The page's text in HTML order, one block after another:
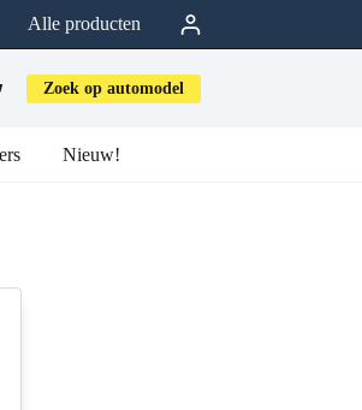
Alle producten
Zoek op automodel
Nieuw!